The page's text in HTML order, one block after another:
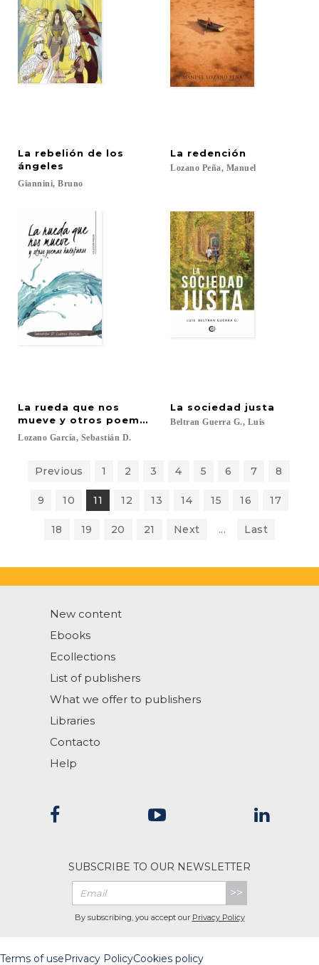
La rebelión de los
ángeles
Giannini, Bruno
La redención
Lozano Peña, Manuel
La rueda que nos
mueve y otros poemas huérfanos
Lozano García, Sebastián D.
La sociedad justa
Beltran Guerra G., Luis
Previous 1 2 3 4 5 6 7 8
9 10 11 12 13 14 15 16 17
18 19 20 21 Next ... Last
New content
Ebooks
Ecollections
List of publishers
What we offer to publishers
Libraries
Contacto
Help
SUBSCRIBE TO OUR NEWSLETTER
>>
By subscribing, you accept our Privacy Policy
Terms of usePrivacy PolicyCookies policy